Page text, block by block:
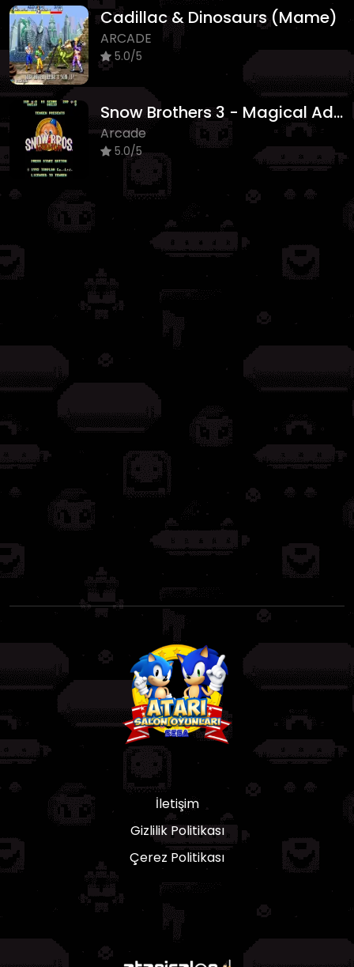
Cadillac & Dinosaurs (Mame)
ARCADE
5.0/5
Snow Brothers 3 - Magical Adventure
Arcade
5.0/5
İletişim
Gizlilik Politikası
Çerez Politikası